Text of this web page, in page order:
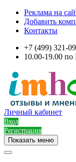
Реклама на
Добавить
Контакты
+7 (499) 321-
10.00-19.00
Личный кабинет
Вход
Регистрация
Показать меню